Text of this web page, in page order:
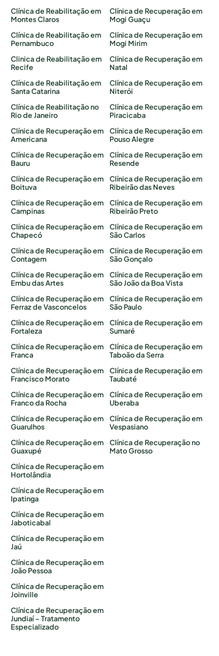
Clínica de Reabilitação em
Montes Claros
Clínica de Reabilitação em
Pernambuco
Clinica de Reabilitação em
Recife
Clínica de Reabilitação em
Santa Catarina
Clínica de Reabilitação no
Rio de Janeiro
Clínica de Recuperação em
Americana
Clínica de Recuperação em
Bauru
Clínica de Recuperação em
Boituva
Clínica de Recuperação em
Campinas
Clínica de Recuperação em
Chapecó
Clínica de Recuperação em
Contagem
Clínica de Recuperação em
Embu das Artes
Clínica de Recuperação em
Ferraz de Vasconcelos
Clínica de Recuperação em
Fortaleza
Clínica de Recuperação em
Franca
Clínica de Recuperação em
Francisco Morato
Clínica de Recuperação em
Franco da Rocha
Clínica de Recuperação em
Guarulhos
Clínica de Recuperação em
Guaxupé
Clínica de Recuperação em
Hortolândia
Clínica de Recuperação em
Ipatinga
Clínica de Recuperação em
Jaboticabal
Clínica de Recuperação em
Jaú
Clínica de Recuperação em
João Pessoa
Clínica de Recuperação em
Joinville
Clínica de Recuperação em
Jundiaí – Tratamento
Especializado
Clínica de Recuperação em
Mogi Guaçu
Clínica de Recuperação em
Mogi Mirim
Clínica de Recuperação em
Natal
Clínica de Recuperação em
Niterói
Clínica de Recuperação em
Piracicaba
Clínica de Recuperação em
Pouso Alegre
Clínica de Recuperação em
Resende
Clínica de Recuperação em
Ribeirão das Neves
Clínica de Recuperação em
Ribeirão Preto
Clínica de Recuperação em
São Carlos
Clínica de Recuperação em
São Gonçalo
Clínica de Recuperação em
São João da Boa Vista
Clínica de Recuperação em
São Paulo
Clínica de Recuperação em
Sumaré
Clínica de Recuperação em
Taboão da Serra
Clínica de Recuperação em
Taubaté
Clínica de Recuperação em
Uberaba
Clínica de Recuperação em
Vespasiano
Clínica de Recuperação no
Mato Grosso